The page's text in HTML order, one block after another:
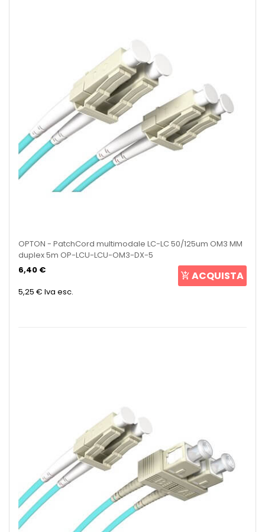
OPTON - PatchCord multimodale LC-LC 50/125um OM3 MM
duplex 5m OP-LCU-LCU-OM3-DX-5
6,40 €
5,25 € Iva esc.
ACQUISTA